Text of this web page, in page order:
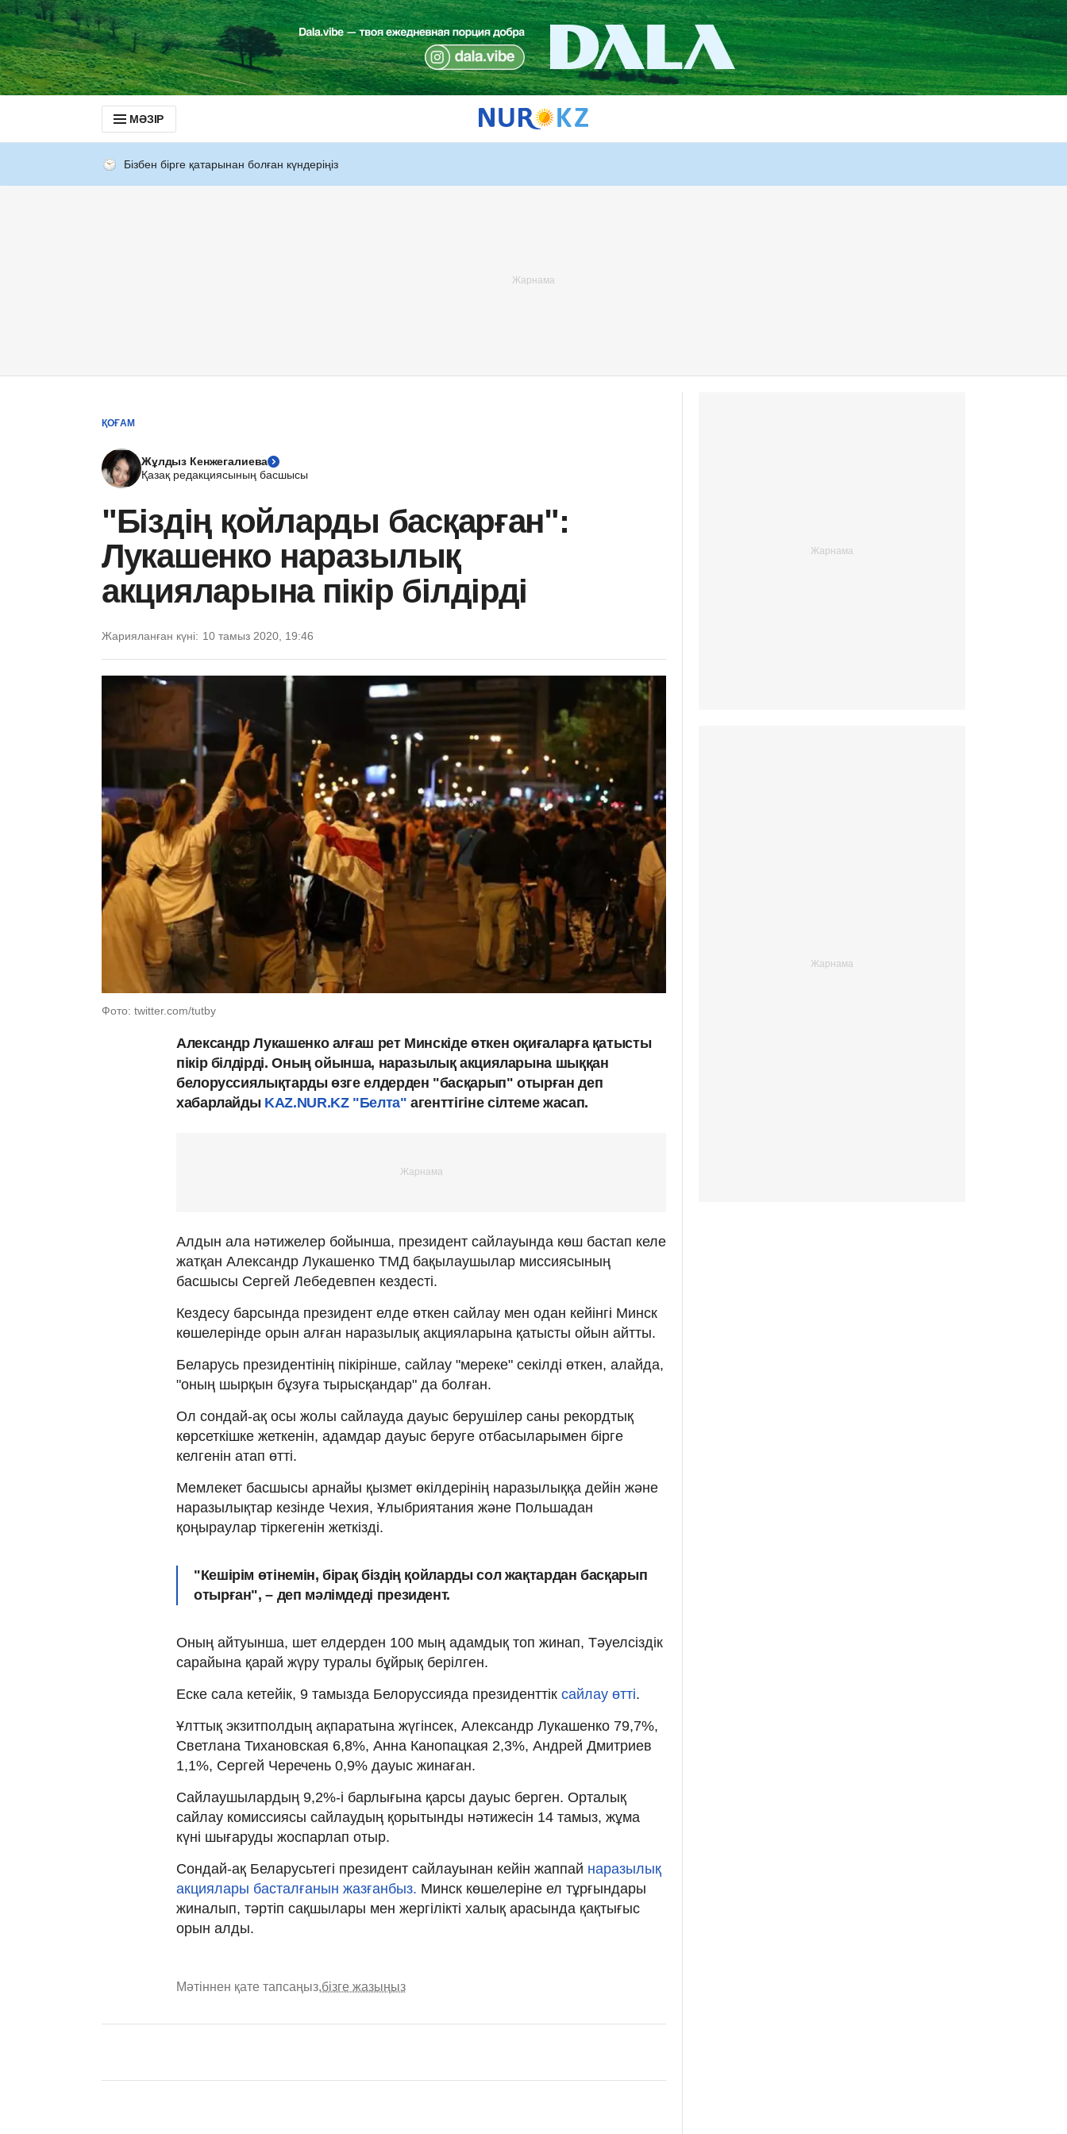
МӘЗІР
Бізбен бірге қатарынан болған күндеріңіз
ҚОҒАМ
Жұлдыз Кенжегалиева
Қазақ редакциясының басшысы
"Біздің қойларды басқарған":
Лукашенко наразылық
акцияларына пікір білдірді
Жарияланған күні: 10 тамыз 2020, 19:46
Фото: twitter.com/tutby
Александр Лукашенко алғаш рет Минскіде өткен оқиғаларға қатысты
пікір білдірді. Оның ойынша, наразылық акцияларына шыққан
белоруссиялықтарды өзге елдерден "басқарып" отырған деп
хабарлайды KAZ.NUR.KZ "Белта" агенттігіне сілтеме жасап.
Алдын ала нәтижелер бойынша, президент сайлауында көш бастап келе
жатқан Александр Лукашенко ТМД бақылаушылар миссиясының
басшысы Сергей Лебедевпен кездесті.
Кездесу барсында президент елде өткен сайлау мен одан кейінгі Минск
көшелерінде орын алған наразылық акцияларына қатысты ойын айтты.
Беларусь президентінің пікірінше, сайлау "мереке" секілді өткен, алайда,
"оның шырқын бұзуға тырысқандар" да болған.
Ол сондай-ақ осы жолы сайлауда дауыс берушілер саны рекордтық
көрсеткішке жеткенін, адамдар дауыс беруге отбасыларымен бірге
келгенін атап өтті.
Мемлекет басшысы арнайы қызмет өкілдерінің наразылыққа дейін және
наразылықтар кезінде Чехия, Ұлыбриятания және Польшадан
қоңыраулар тіркегенін жеткізді.
"Кешірім өтінемін, бірақ біздің қойларды сол жақтардан басқарып
отырған", – деп мәлімдеді президент.
Оның айтуынша, шет елдерден 100 мың адамдық топ жинап, Тәуелсіздік
сарайына қарай жүру туралы бұйрық берілген.
Еске сала кетейік, 9 тамызда Белоруссияда президенттік сайлау өтті.
Ұлттық экзитполдың ақпаратына жүгінсек, Александр Лукашенко 79,7%,
Светлана Тихановская 6,8%, Анна Канопацкая 2,3%, Андрей Дмитриев
1,1%, Сергей Черечень 0,9% дауыс жинаған.
Сайлаушылардың 9,2%-і барлығына қарсы дауыс берген. Орталық
сайлау комиссиясы сайлаудың қорытынды нәтижесін 14 тамыз, жұма
күні шығаруды жоспарлап отыр.
Сондай-ақ Беларусьтегі президент сайлауынан кейін жаппай наразылық
акциялары басталғанын жазғанбыз. Минск көшелеріне ел тұрғындары
жиналып, тәртіп сақшылары мен жергілікті халық арасында қақтығыс
орын алды.
Мәтіннен қате тапсаңыз,бізге жазыңыз